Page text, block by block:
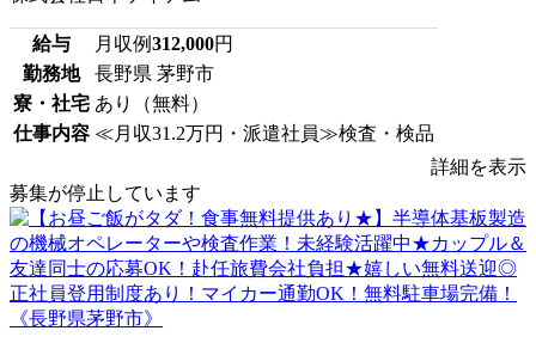
給与 月収例312,000円
勤務地
長野県 茅野市
寮・社宅 あり（無料）
仕事内容 ≪月収31.2万円・派遣社員≫検査・検品
詳細を表示
募集が停止しています